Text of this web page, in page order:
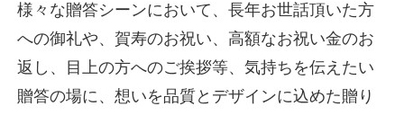
様々な贈答シーンにおいて、長年お世話頂いた方
への御礼や、賀寿のお祝い、高額なお祝い金のお
返し、目上の方へのご挨拶等、気持ちを伝えたい
贈答の場に、想いを品質とデザインに込めた贈り